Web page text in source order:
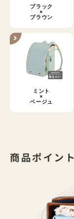
ブラック
×
ブラウン
ミント
×
ベージュ
商品ポイント